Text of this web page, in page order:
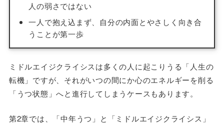
人の弱さではない
一人で抱え込まず、自分の内面とやさしく向き合
うことが第一歩
ミドルエイジクライシスは多くの人に起こりうる「人生の
転機」ですが、それがいつの間にか心のエネルギーを削る
「うつ状態」へと進行してしまうケースもあります。
第2章では、「中年うつ」と「ミドルエイジクライシス」